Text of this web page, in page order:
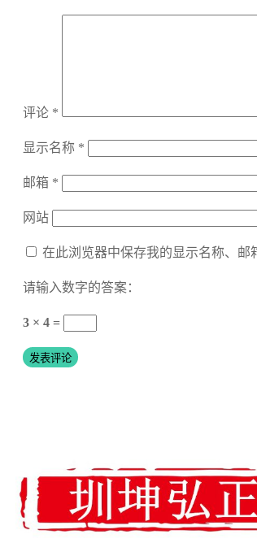
评论 *
显示名称 *
邮箱 *
网站
在此浏览器中保存我的显示名称、邮
请输入数字的答案：
3 × 4 =